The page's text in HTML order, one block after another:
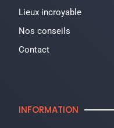
Lieux incroyable
Nos conseils
Contact
INFORMATION